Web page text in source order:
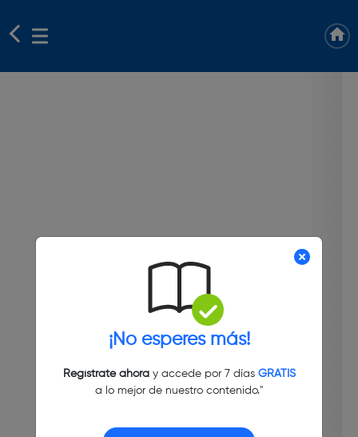
¡No esperes más!
Regístrate ahoray accede por 7 días GRATIS
a lo mejor de nuestro contenido."